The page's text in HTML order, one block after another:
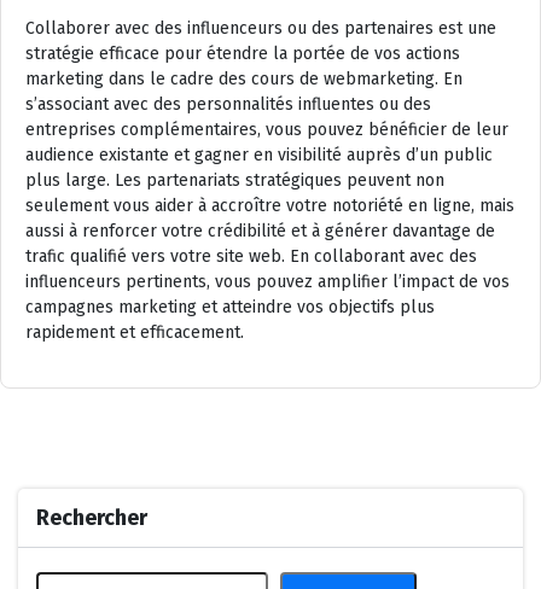
Collaborer avec des influenceurs ou des partenaires est une
stratégie efficace pour étendre la portée de vos actions
marketing dans le cadre des cours de webmarketing. En
s’associant avec des personnalités influentes ou des
entreprises complémentaires, vous pouvez bénéficier de leur
audience existante et gagner en visibilité auprès d’un public
plus large. Les partenariats stratégiques peuvent non
seulement vous aider à accroître votre notoriété en ligne, mais
aussi à renforcer votre crédibilité et à générer davantage de
trafic qualifié vers votre site web. En collaborant avec des
influenceurs pertinents, vous pouvez amplifier l’impact de vos
campagnes marketing et atteindre vos objectifs plus
rapidement et efficacement.
Rechercher